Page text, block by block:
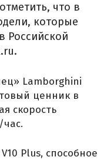
что в
которые
Российской
Lamborghini
ценник в
скорость
Plus, способное